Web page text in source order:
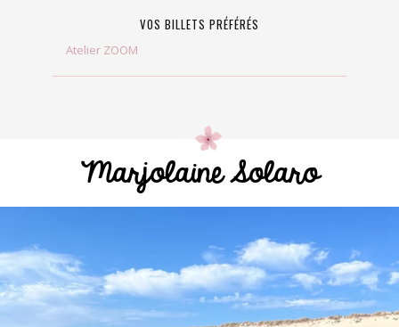
VOS BILLETS PRÉFÉRÉS
Atelier ZOOM
Marjolaine Solaro